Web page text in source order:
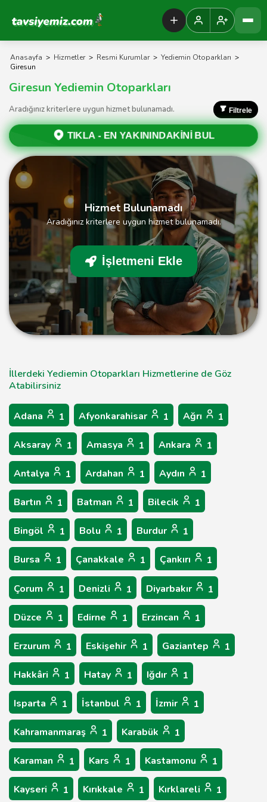
Tavsiyemiz Anasayfa
Anasayfa > Hizmetler > Resmi Kurumlar > Yediemin Otoparkları >
Giresun
Giresun Yediemin Otoparkları
Aradığınız kriterlere uygun hizmet bulunamadı. Filtrele
TIKLA - EN YAKININDAKİNİ BUL
Hizmet Bulunamadı
Aradığınız kriterlere uygun hizmet bulunamadı.
İşletmeni Ekle
İllerdeki Yediemin Otoparkları Hizmetlerine de Göz
Atabilirsiniz
Adana 1 Afyonkarahisar 1 Ağrı 1
Aksaray 1 Amasya 1 Ankara 1
Antalya 1 Ardahan 1 Aydın 1
Bartın 1 Batman 1 Bilecik 1
Bingöl 1 Bolu 1 Burdur 1
Bursa 1 Çanakkale 1 Çankırı 1
Çorum 1 Denizli 1 Diyarbakır 1
Düzce 1 Edirne 1 Erzincan 1
Erzurum 1 Eskişehir 1 Gaziantep 1
Hakkâri 1 Hatay 1 Iğdır 1
Isparta 1 İstanbul 1 İzmir 1
Kahramanmaraş 1 Karabük 1
Karaman 1 Kars 1 Kastamonu 1
Kayseri 1 Kırıkkale 1 Kırklareli 1